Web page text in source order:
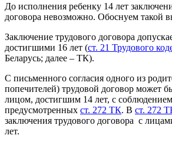
До исполнения ребенку 14 лет
договора невозможно. Обоснуем такой
Заключение трудового договора
достигшими 16 лет (ст. 21 Трудового
Беларусь; далее – ТК).
С письменного согласия одного из
попечителей) трудовой договор может
лицом, достигшим 14 лет, с
предусмотренных ст. 272 ТК. В ст. 272
заключения трудового договора с
лет.